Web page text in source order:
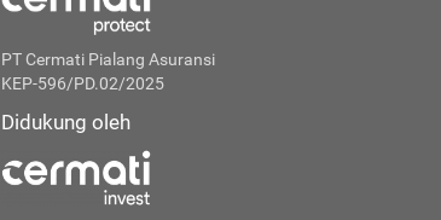
PT Cermati Pialang Asuransi
KEP-596/PD.02/2025
Didukung oleh